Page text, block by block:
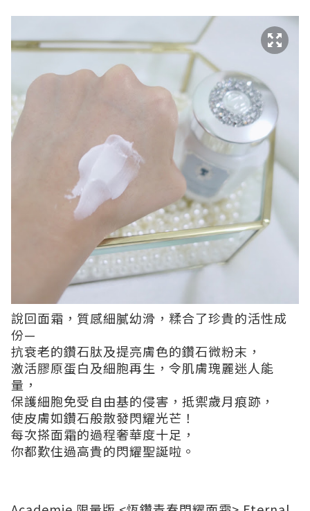
說回面霜，質感細膩幼滑，糅合了珍貴的活性成
份—
抗衰老的鑽石肽及提亮膚色的鑽石微粉末，
激活膠原蛋白及細胞再生，令肌膚瑰麗迷人能
量，
保護細胞免受自由基的侵害，抵禦歲月痕跡，
使皮膚如鑽石般散發閃耀光芒！
每次搽面霜的過程奢華度十足，
你都歎住過高貴的閃耀聖誕啦。